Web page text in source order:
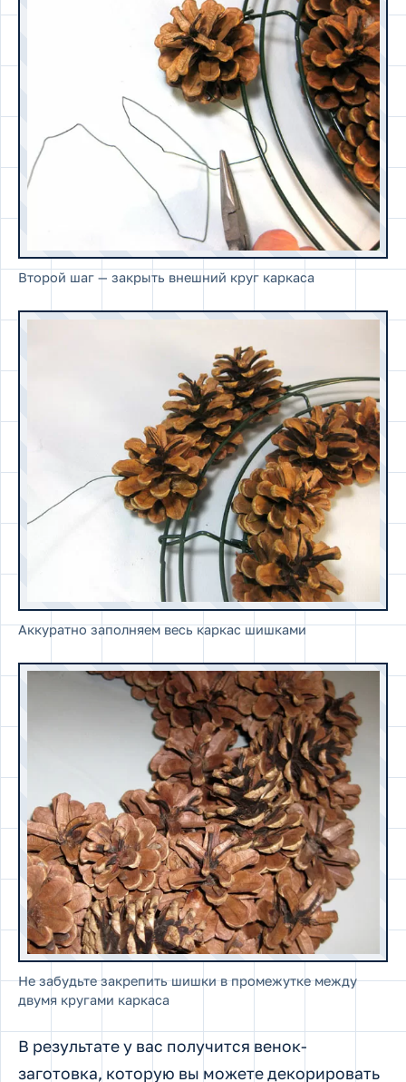
Второй шаг — закрыть внешний круг каркаса
Аккуратно заполняем весь каркас шишками
Не забудьте закрепить шишки в промежутке между
двумя кругами каркаса
В результате у вас получится венок-
заготовка, которую вы можете декорировать